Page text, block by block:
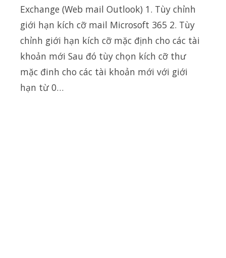
Exchange (Web mail Outlook) 1. Tùy chỉnh
giới hạn kích cỡ mail Microsoft 365 2. Tùy
chỉnh giới hạn kích cỡ mặc định cho các tài
khoản mới Sau đó tùy chọn kích cỡ thư
mặc đinh cho các tài khoản mới với giới
hạn từ 0…